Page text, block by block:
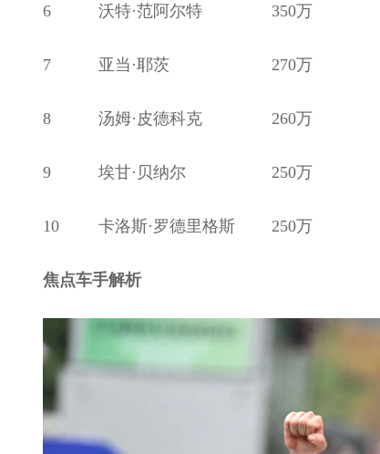
6 沃特·范阿尔特 350万
7 亚当·耶茨 270万
8 汤姆·皮德科克 260万
9 埃甘·贝纳尔 250万
10 卡洛斯·罗德里格斯 250万
焦点车手解析